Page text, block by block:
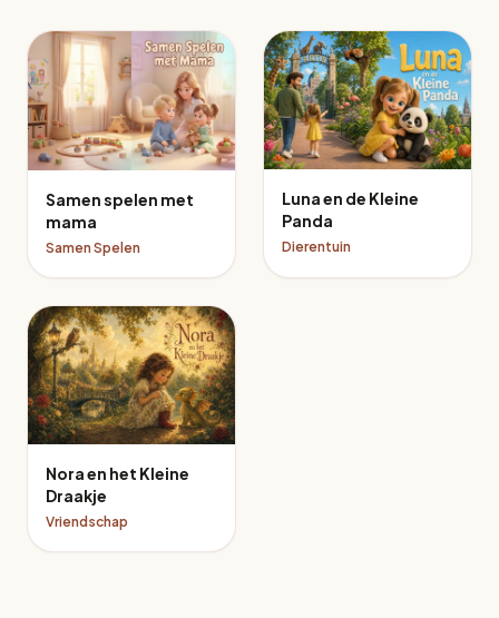
Samen spelen met
mama
Samen Spelen
Luna en de Kleine
Panda
Dierentuin
Nora en het Kleine
Draakje
Vriendschap